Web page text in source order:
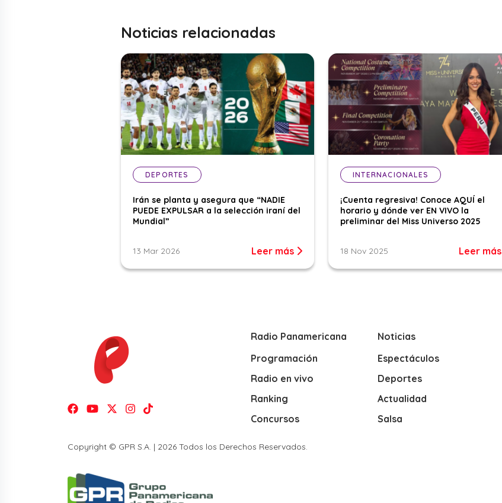
Noticias relacionadas
DEPORTES
Irán se planta y asegura que “NADIE
PUEDE EXPULSAR a la selección iraní del
Mundial”
13 Mar 2026 Leer más
INTERNACIONALES
¡Cuenta regresiva! Conoce AQUÍ el
horario y dónde ver EN VIVO la
preliminar del Miss Universo 2025
18 Nov 2025 Leer más
Radio Panamericana
Programación
Radio en vivo
Ranking
Concursos
Noticias
Espectáculos
Deportes
Actualidad
Salsa
Copyright © GPR S.A. | 2026 Todos los Derechos Reservados.